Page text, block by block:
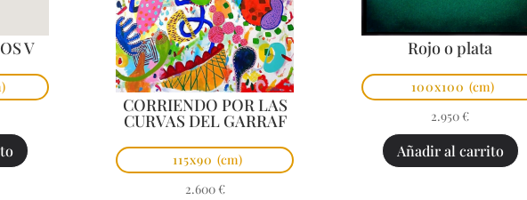
V
CORRIENDO POR LAS
CURVAS DEL GARRAF
115x90 (cm)
2.600 €
Rojo o plata
100x100 (cm)
2.950 €
Añadir al carrito